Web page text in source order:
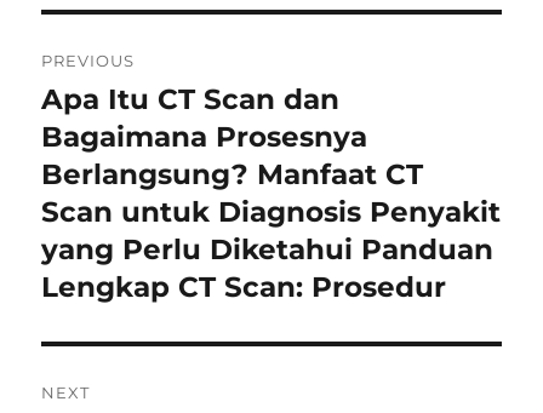
navigation
PREVIOUS
Previous
post:
Apa Itu CT Scan dan
Bagaimana Prosesnya
Berlangsung? Manfaat CT
Scan untuk Diagnosis Penyakit
yang Perlu Diketahui Panduan
Lengkap CT Scan: Prosedur
NEXT